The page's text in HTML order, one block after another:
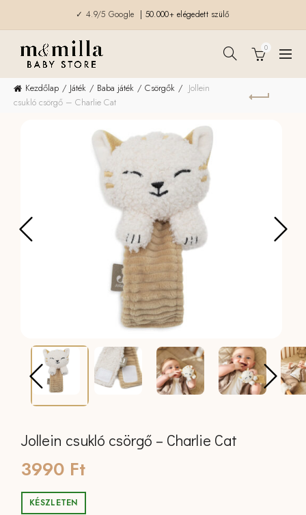
✓ 4.9/5 Google | 50.000+ elégedett szülő
0
Kezdőlap Játék Baba játék Csörgők
Jollein
csukló csörgő – Charlie Cat
Jollein csukló csörgő – Charlie Cat
3990 Ft
KÉSZLETEN